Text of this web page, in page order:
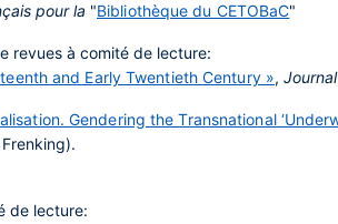
pour la "Bibliothèque du CETOBaC"
revues à comité de lecture:
and Early Twentieth Century »,
Gendering the Transnational
de lecture: